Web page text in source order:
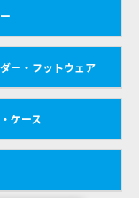
ー・フットウェア
ケース